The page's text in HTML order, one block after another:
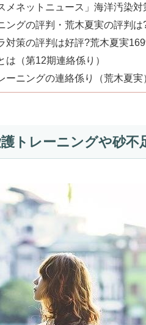
メネットニュース」海洋汚染対
ングの評判・荒木夏実の評判は
対策の評判は好評?荒木夏実
は（第12期連絡係り）
ーニングの連絡係り（荒木夏実
トレーニングや砂不